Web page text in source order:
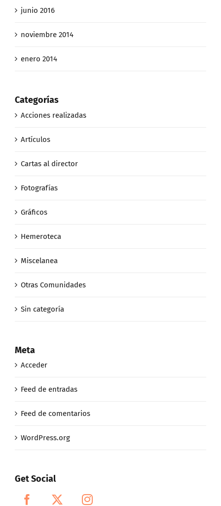
junio 2016
noviembre 2014
enero 2014
Categorías
Acciones realizadas
Artículos
Cartas al director
Fotografías
Gráficos
Hemeroteca
Miscelanea
Otras Comunidades
Sin categoría
Meta
Acceder
Feed de entradas
Feed de comentarios
WordPress.org
Get Social